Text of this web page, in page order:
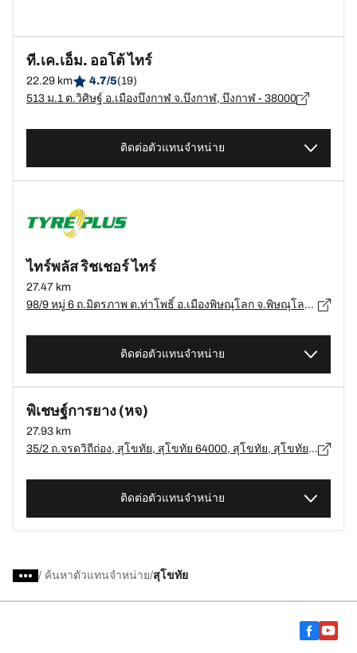
ที.เค.เอ็ม. ออโต้ ไทร์
22.29 km 4.7/5(19)
513 ม.1 ต.วิศิษฐ์ อ.เมืองบึงกาฬ จ.บึงกาฬ, บึงกาฬ - 38000
ติดต่อตัวแทนจำหน่าย
ไทร์พลัส ริชเชอร์​ ไทร์
27.47 km
98/9 หมู่ 6 ถ.มิตรภาพ ต.ท่าโพธิ์ อ.เมืองพิษณุโลก จ.พิษณุโลก 65000, พิษณุโลก - 65000
ติดต่อตัวแทนจำหน่าย
พิเชษฐ์การยาง (หจ)
27.93 km
35/2 ถ.จรดวิถีถ่อง, สุโขทัย, สุโขทัย 64000, สุโขทัย, สุโขทัย - 64000
ติดต่อตัวแทนจำหน่าย
/ ค้นหาตัวแทนจำหน่าย สุโขทัย